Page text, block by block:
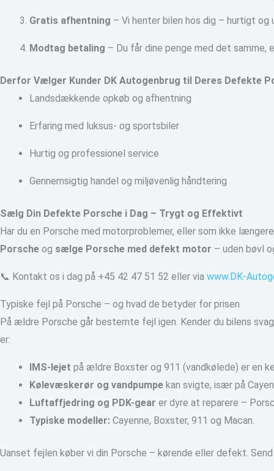
Gratis afhentning – Vi henter bilen hos dig – hurtigt og
Modtag betaling – Du får dine penge med det
Derfor Vælger Kunder DK Autogenbrug til Deres Defekte
Landsdækkende opkøb og afhentning
Erfaring med luksus- og sportsbiler
Hurtig og professionel service
Gennemsigtig handel og miljøvenlig håndtering
Sælg Din Defekte Porsche i Dag – Trygt og Effektivt
Har du en Porsche med motorproblemer, eller som ikke
Porsche og sælge Porsche med defekt motor – uden bøvl
📞 Kontakt os i dag på +45 42 47 51 52 eller via www.DK-
Typiske fejl på Porsche – og hvad de betyder for prisen
På ældre Porsche går bestemte fejl igen. Kender du bilens
er:
IMS-lejet på ældre Boxster og 911 (vandkølede) er en
Kølevæskerør og vandpumpe kan svigte, især på
Luftaffjedring og PDK-gear er dyre at reparere –
Typiske modeller: Cayenne, Boxster, 911 og Macan.
Uanset fejlen køber vi din Porsche – kørende eller defekt.